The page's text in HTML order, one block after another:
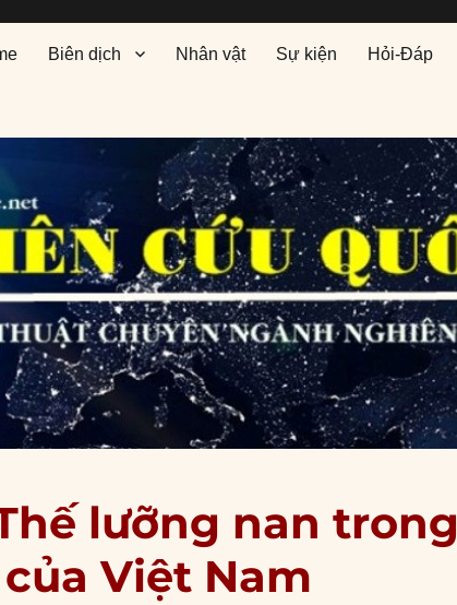
Biên dịch Nhân vật Sự kiện Hỏi-Đáp
lưỡng nan trong
Việt Nam